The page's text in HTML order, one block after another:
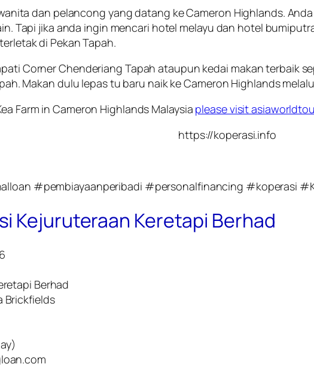
dan pelancong yang datang ke Cameron Highlands.
Tapi jika anda ingin mencari hotel melayu dan hotel
di Pekan Tapah.
Corner Chenderiang Tapah ataupun kedai makan terbaik
Makan dulu lepas tu baru naik ke Cameron Highlands
Farm in Cameron Highlands Malaysia please visit
https://koperasi.info
#pembiayaanperibadi #personalfinancing #koperasi
Kejuruteraan Keretapi Berhad
Berhad
Brickfields